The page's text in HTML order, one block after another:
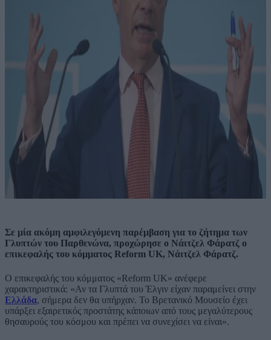
Σε μία ακόμη αμφιλεγόμενη παρέμβαση για το ζήτημα των
Γλυπτών του Παρθενώνα, προχώρησε ο Νάιτζελ Φάρατζ ο
επικεφαλής του κόμματος Reform UK, Νάιτζελ Φάρατζ.
Ο επικεφαλής του κόμματος «Reform UK» ανέφερε
χαρακτηριστικά: «Αν τα Γλυπτά του Έλγιν είχαν παραμείνει στην
Ελλάδα, σήμερα δεν θα υπήρχαν. Το Βρετανικό Μουσείο έχει
υπάρξει εξαιρετικός προστάτης κάποιων από τους μεγαλύτερους
θησαυρούς του κόσμου και πρέπει να συνεχίσει να είναι».